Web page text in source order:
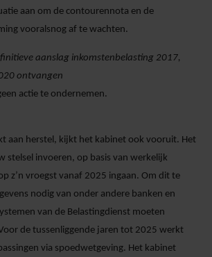
aan om de contourennota en de
vooralsnog af te wachten.
aanslag inkomstenbelasting 2017,
ontvangen
actie te ondernemen.
aan herstel, kijkt het kabinet ook vooruit. Het
stelsel invoeren, op basis van werkelijk
z’n vroegst vanaf 2025 ingaan. Om dit te
nodig van onder andere banken en
van de Belastingdienst moeten
de tussenliggende jaren tot 2025 werkt
via spoedwetgeving. Het kabinet